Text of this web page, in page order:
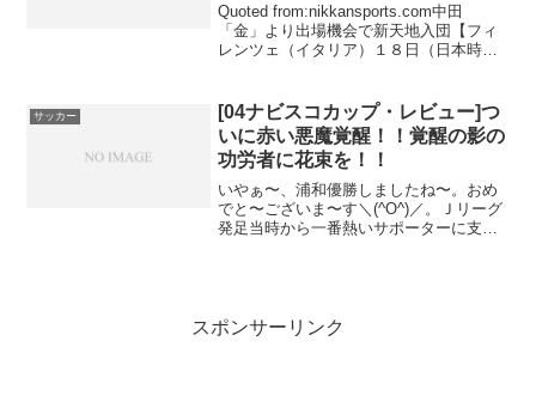
Quoted from:nikkansports.com中田
「金」より出場機会で新天地入団【フィ
レンツェ（イタリア）１８日（日本時間
サッカー
[04ナビスコカップ・レビュー]つ
いに赤い悪魔覚醒！！覚醒の影の
功労者に花束を！！
いやぁ〜、浦和優勝しましたね〜。おめ
でと〜ございま〜す＼(^O^)／。Ｊリーグ
発足当時から一番熱いサポーターに支え
スポンサーリンク